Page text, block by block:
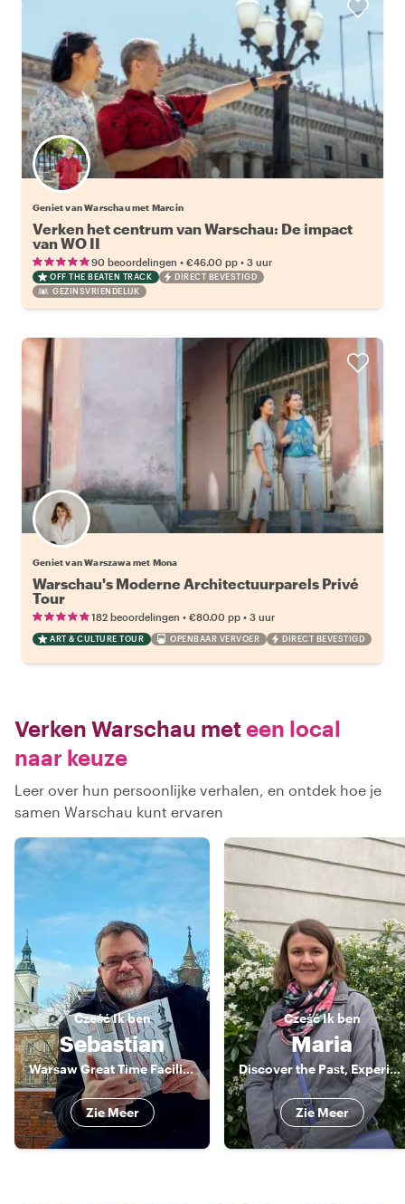
Geniet van Warschau met Marcin
Verken het centrum van Warschau: De impact
van WO II
90 beoordelingen • €46.00 pp • 3 uur
OFF THE BEATEN TRACK
DIRECT BEVESTIGD
GEZINSVRIENDELIJK
Geniet van Warszawa met Mona
Warschau's Moderne Architectuurparels Privé
Tour
182 beoordelingen • €80.00 pp • 3 uur
ART & CULTURE TOUR OPENBAAR VERVOER DIRECT BEVESTIGD
Verken Warschau meteen local
naar keuze
Leer over hun persoonlijke verhalen, en ontdek hoe je
samen Warschau kunt ervaren
CześćIk ben
Sebastian
Warsaw Great Time Facilitator
Zie Meer
CześćIk ben
Maria
Discover the Past, Experience the Present.
Zie Meer